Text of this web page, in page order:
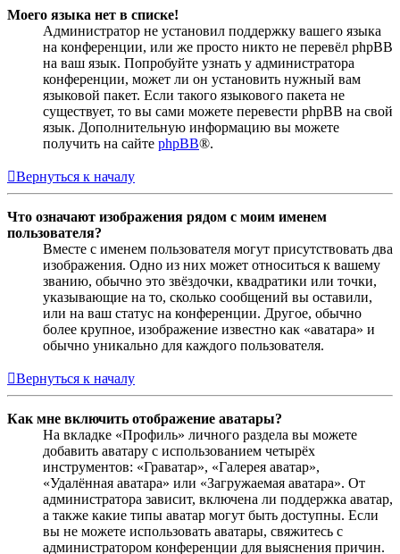
Моего языка нет в списке!
Администратор не установил поддержку вашего языка
на конференции, или же просто никто не перевёл phpBB
на ваш язык. Попробуйте узнать у администратора
конференции, может ли он установить нужный вам
языковой пакет. Если такого языкового пакета не
существует, то вы сами можете перевести phpBB на свой
язык. Дополнительную информацию вы можете
получить на сайте phpBB®.
Вернуться к началу
Что означают изображения рядом с моим именем
пользователя?
Вместе с именем пользователя могут присутствовать два
изображения. Одно из них может относиться к вашему
званию, обычно это звёздочки, квадратики или точки,
указывающие на то, сколько сообщений вы оставили,
или на ваш статус на конференции. Другое, обычно
более крупное, изображение известно как «аватара» и
обычно уникально для каждого пользователя.
Вернуться к началу
Как мне включить отображение аватары?
На вкладке «Профиль» личного раздела вы можете
добавить аватару с использованием четырёх
инструментов: «Граватар», «Галерея аватар»,
«Удалённая аватара» или «Загружаемая аватара». От
администратора зависит, включена ли поддержка аватар,
а также какие типы аватар могут быть доступны. Если
вы не можете использовать аватары, свяжитесь с
администратором конференции для выяснения причин.